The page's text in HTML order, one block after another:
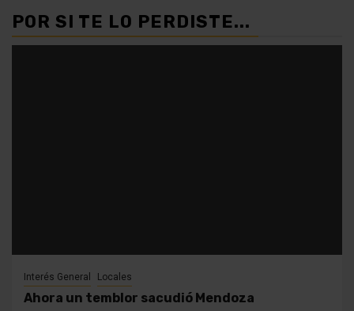
POR SI TE LO PERDISTE...
Interés General Locales
Ahora un temblor sacudió Mendoza